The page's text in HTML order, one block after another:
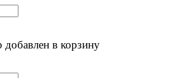
добавлен в корзину